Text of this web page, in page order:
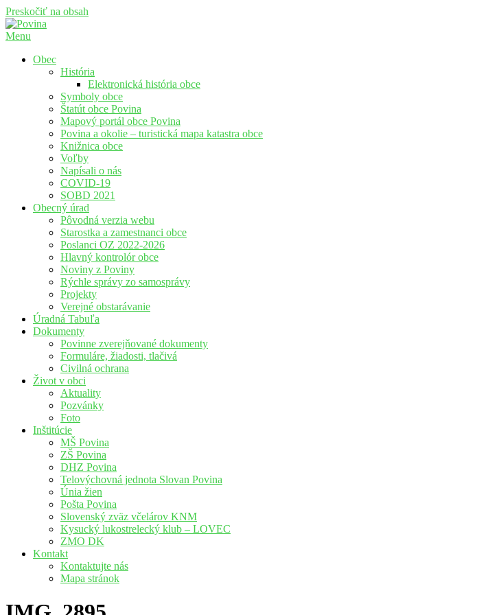
Preskočiť na obsah
Menu
Obec
História
Elektronická história obce
Symboly obce
Štatút obce Povina
Mapový portál obce Povina
Povina a okolie – turistická mapa katastra obce
Knižnica obce
Voľby
Napísali o nás
COVID-19
SOBD 2021
Obecný úrad
Pôvodná verzia webu
Starostka a zamestnanci obce
Poslanci OZ 2022-2026
Hlavný kontrolór obce
Noviny z Poviny
Rýchle správy zo samosprávy
Projekty
Verejné obstarávanie
Úradná Tabuľa
Dokumenty
Povinne zverejňované dokumenty
Formuláre, žiadosti, tlačivá
Civilná ochrana
Život v obci
Aktuality
Pozvánky
Foto
Inštitúcie
MŠ Povina
ZŠ Povina
DHZ Povina
Telovýchovná jednota Slovan Povina
Únia žien
Pošta Povina
Slovenský zväz včelárov KNM
Kysucký lukostrelecký klub – LOVEC
ZMO DK
Kontakt
Kontaktujte nás
Mapa stránok